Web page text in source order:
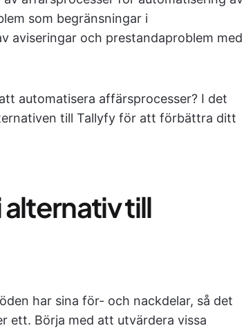
som begränsningar i
aviseringar och prestandaproblem med
automatisera affärsprocesser? I det
till Tallyfy för att förbättra ditt
alternativ till
har sina för- och nackdelar, så det
ett. Börja med att utvärdera vissa